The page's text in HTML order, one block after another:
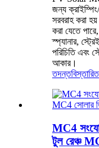
জন্য
সরবরাহ করা
করা যেতে
স্প্যানার,
পরিচিতি এবং
আকার।
তদন্তবিস্তারিত
MC4
টুল রেঞ্চ